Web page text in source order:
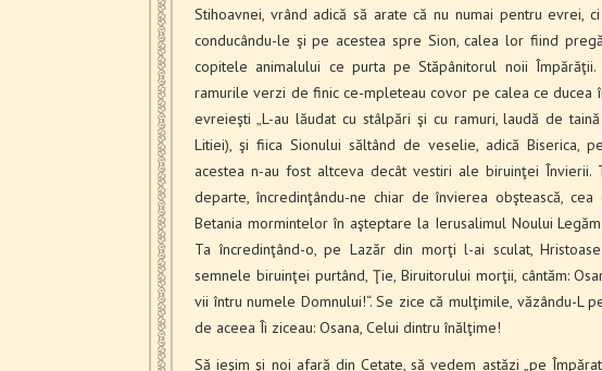
Stihoavnei, vrând adică să arate că nu numai pentru evrei,
condu­cându-le şi pe acestea spre Sion, calea lor fiind
copitele animalului ce purta pe Stăpânitorul noii
ramurile verzi de finic ce-mpleteau covor pe calea ce ducea
evreieşti „L-au lăudat cu stâlpări şi cu ramuri, laudă de
Litiei), şi fiica Sionului săltând de veselie, adică Biserica,
acestea n-au fost altceva decât vestiri ale biruinţei
departe, încredinţân­du-ne chiar de învierea obştească,
Betania mormintelor în aşteptare la Ierusalimul Noului
Ta încredinţân­d-o, pe Lazăr din morţi l-ai sculat,
semnele biruinţei purtând, Ţie, Biruitorului morţii, cântăm:
vii întru numele Domnului!“. Se zice că mulţimile, văzându-L
de aceea Îi ziceau: Osana, Celui dintru înălţime!
Să ieşim şi noi afară din Cetate, să vedem astăzi „pe